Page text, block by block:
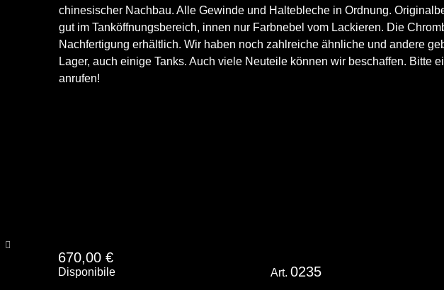
chinesischer Nachbau. Alle Gewinde und Haltebleche in Ordnung.
gut im Tanköffnungsbereich, innen nur Farbnebel vom Lackieren. Die
Nachfertigung erhältlich. Wir haben noch zahlreiche ähnliche und andere
Lager, auch einige Tanks. Auch viele Neuteile können wir beschaffen. Bitte
anrufen!
670,00 €
Disponibile Art. 0235